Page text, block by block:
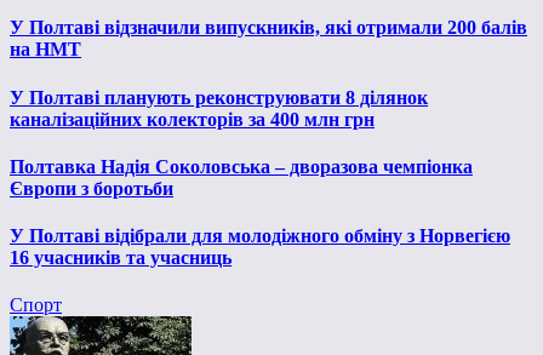
У Полтаві відзначили випускників, які отримали 200 балів
на НМТ
У Полтаві планують реконструювати 8 ділянок
каналізаційних колекторів за 400 млн грн
Полтавка Надія Соколовська – дворазова чемпіонка
Європи з боротьби
У Полтаві відібрали для молодіжного обміну з Норвегією
16 учасників та учасниць
Спорт